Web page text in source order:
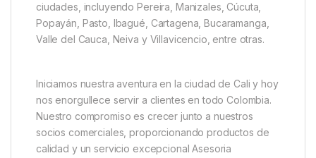
ciudades, incluyendo Pereira, Manizales, Cúcuta,
Popayán, Pasto, Ibagué, Cartagena, Bucaramanga,
Valle del Cauca, Neiva y Villavicencio, entre otras.
Iniciamos nuestra aventura en la ciudad de Cali y hoy
nos enorgullece servir a clientes en todo Colombia.
Nuestro compromiso es crecer junto a nuestros
socios comerciales, proporcionando productos de
calidad y un servicio excepcional Asesoria